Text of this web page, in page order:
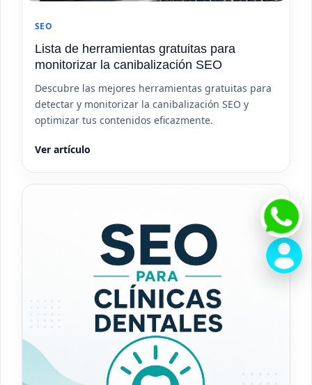
SEO
Lista de herramientas gratuitas para
monitorizar la canibalización SEO
Descubre las mejores herramientas gratuitas para
detectar y monitorizar la canibalización SEO y
optimizar tus contenidos eficazmente.
Ver artículo